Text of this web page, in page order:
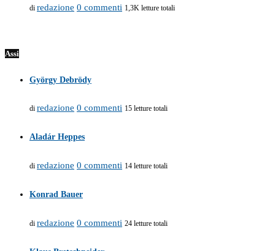
di redazione 0 commenti 1,3K letture totali
Assi
György Debrödy
di redazione 0 commenti 15 letture totali
Aladár Heppes
di redazione 0 commenti 14 letture totali
Konrad Bauer
di redazione 0 commenti 24 letture totali